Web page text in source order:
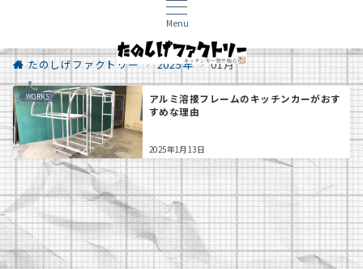
Menu
お問合せ
たのしげファクトリー 2025年 01月
WORKS
アルミ溶接フレームのキッチンカーがおす
すめな理由
2025年1月13日